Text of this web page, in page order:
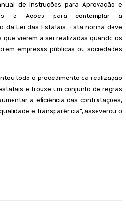
de Instruções para Aprovação e
e Ações para contemplar a
da Lei das Estatais. Esta norma deve
vierem a ser realizadas quando os
empresas públicas ou sociedades
todo o procedimento da realização
e trouxe um conjunto de regras
a eficiência das contratações,
e transparência”, asseverou o